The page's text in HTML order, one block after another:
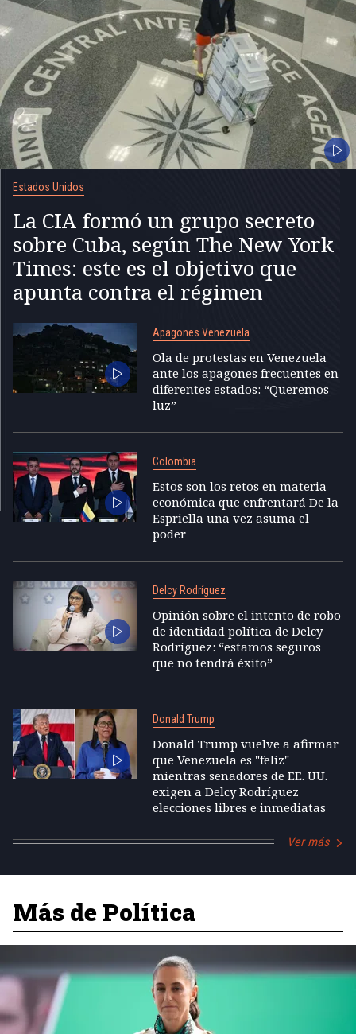
Estados Unidos
La CIA formó un grupo secreto
sobre Cuba, según The New York
Times: este es el objetivo que
apunta contra el régimen
Apagones Venezuela
Ola de protestas en Venezuela
ante los apagones frecuentes en
diferentes estados: “Queremos
luz”
Colombia
Estos son los retos en materia
económica que enfrentará De la
Espriella una vez asuma el
poder
Delcy Rodríguez
Opinión sobre el intento de robo
de identidad política de Delcy
Rodríguez: “estamos seguros
que no tendrá éxito”
Donald Trump
Donald Trump vuelve a afirmar
que Venezuela es "feliz"
mientras senadores de EE. UU.
exigen a Delcy Rodríguez
elecciones libres e inmediatas
Ver más
Más de Política